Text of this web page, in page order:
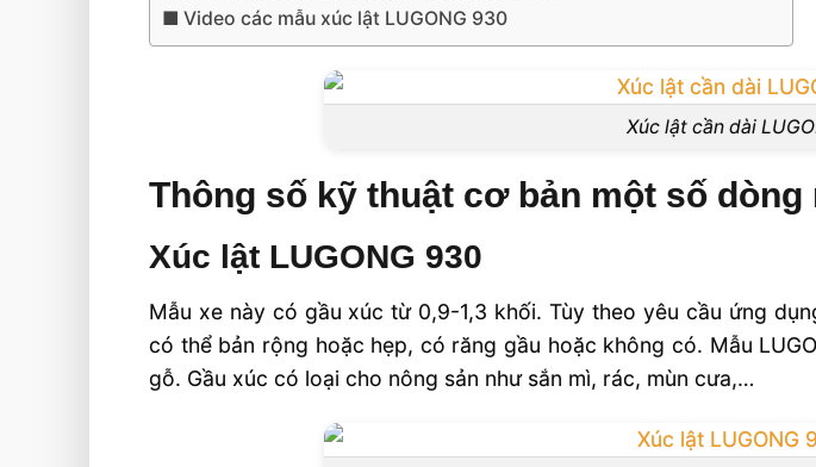
Video các mẫu xúc lật LUGONG 930
Xúc lật cần dài
Thông số kỹ thuật cơ bản một số dòng
Xúc lật LUGONG 930
Mẫu xe này có gầu xúc từ 0,9-1,3 khối. Tùy theo yêu cầu ứng
có thể bản rộng hoặc hẹp, có răng gầu hoặc không có. Mẫu
gỗ. Gầu xúc có loại cho nông sản như sắn mì, rác, mùn cưa,…